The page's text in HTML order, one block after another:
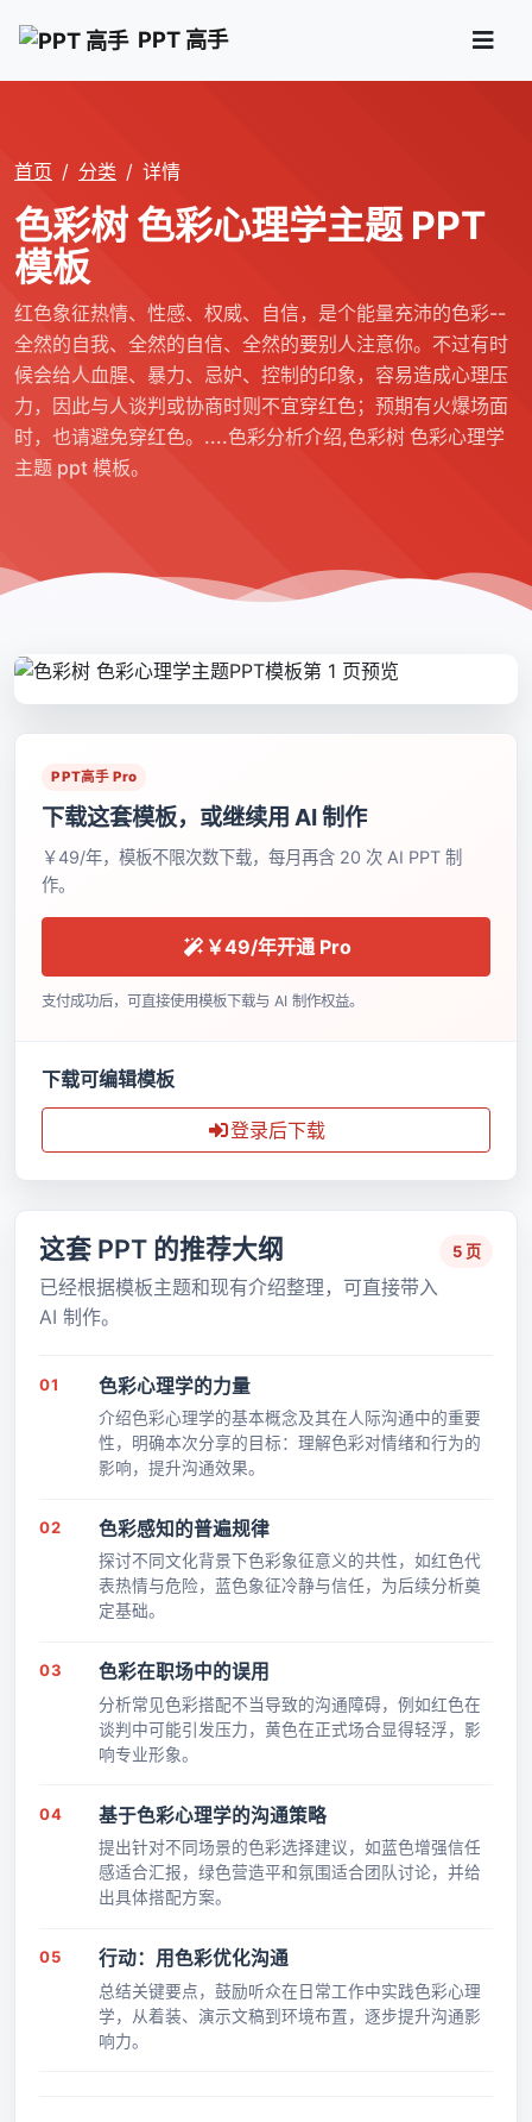
PPT 高手
首页 分类 详情
色彩树 色彩心理学主题 PPT
模板
红色象征热情、性感、权威、自信，是个能量充沛的色彩--
全然的自我、全然的自信、全然的要别人注意你。不过有时
候会给人血腥、暴力、忌妒、控制的印象，容易造成心理压
力，因此与人谈判或协商时则不宜穿红色；预期有火爆场面
时，也请避免穿红色。....色彩分析介绍,色彩树 色彩心理学
主题 ppt 模板。
PPT高手 Pro
下载这套模板，或继续用 AI 制作
￥49/年，模板不限次数下载，每月再含 20 次 AI PPT 制
作。
￥49/年开通 Pro
支付成功后，可直接使用模板下载与 AI 制作权益。
下载可编辑模板
登录后下载
这套 PPT 的推荐大纲
已经根据模板主题和现有介绍整理，可直接带入
AI 制作。
5 页
01 色彩心理学的力量
介绍色彩心理学的基本概念及其在人际沟通中的重要
性，明确本次分享的目标：理解色彩对情绪和行为的
影响，提升沟通效果。
02 色彩感知的普遍规律
探讨不同文化背景下色彩象征意义的共性，如红色代
表热情与危险，蓝色象征冷静与信任，为后续分析奠
定基础。
03 色彩在职场中的误用
分析常见色彩搭配不当导致的沟通障碍，例如红色在
谈判中可能引发压力，黄色在正式场合显得轻浮，影
响专业形象。
04 基于色彩心理学的沟通策略
提出针对不同场景的色彩选择建议，如蓝色增强信任
感适合汇报，绿色营造平和氛围适合团队讨论，并给
出具体搭配方案。
05 行动：用色彩优化沟通
总结关键要点，鼓励听众在日常工作中实践色彩心理
学，从着装、演示文稿到环境布置，逐步提升沟通影
响力。